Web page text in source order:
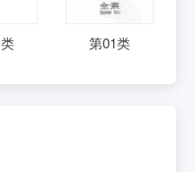
类 第01类